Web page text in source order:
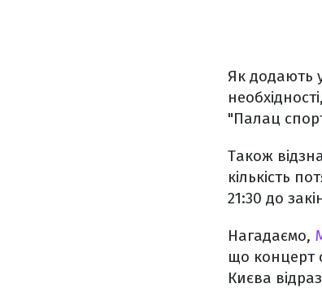
Як додають
"Палац
Також
кількість
21:30 до
Нагадаємо,
що концерт
Києва